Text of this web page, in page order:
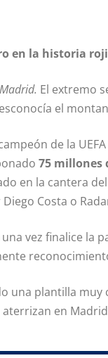
en la historia
El extremo
el
de la
75 millones
en la cantera
Costa o
vez finalice la
una plantilla
en